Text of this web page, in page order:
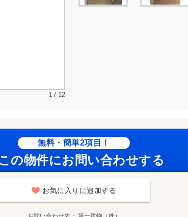
1 / 12
無料・簡単2項目！
の物件にお問い合わせする
お気に入りに追加する